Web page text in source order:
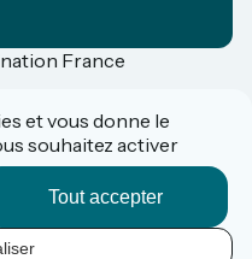
France
et vous donne le
souhaitez activer
Tout accepter